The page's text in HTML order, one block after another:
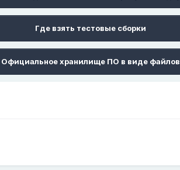
Где взять тестовые сборки
Официальное хранилище ПО в виде файлов